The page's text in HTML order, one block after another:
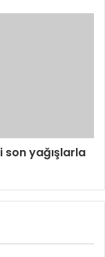
son yağışlarla